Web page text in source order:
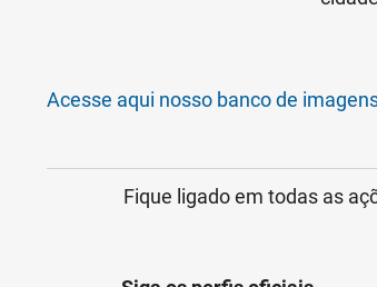
Acesse aqui nosso banco de
Fique ligado em todas as